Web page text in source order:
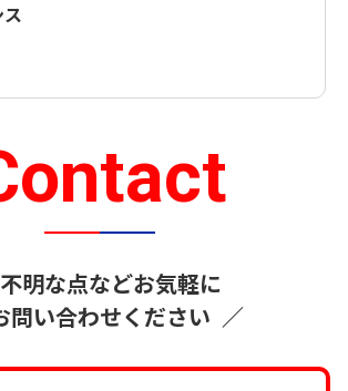
明な点などお気軽に
問い合わせください ／